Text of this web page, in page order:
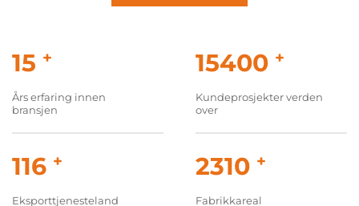
20 +
Års erfaring innen
bransjen
20000 +
Kundeprosjekter verden
over
150 +
Eksporttjenesteland
3000 +
Fabrikkareal